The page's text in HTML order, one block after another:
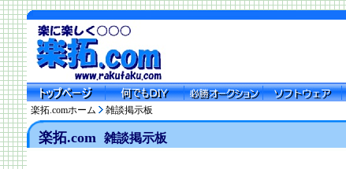
楽拓.comホーム 雑談掲示板
楽拓.com 雑談掲示板